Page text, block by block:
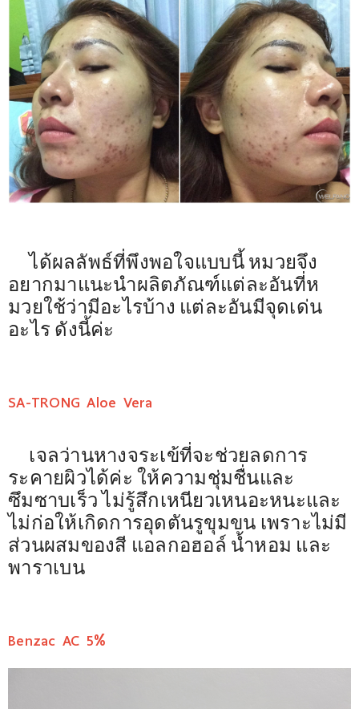
ได้ผลลัพธ์ที่พึงพอใจแบบนี้ หมวยจึง
อยากมาแนะนำผลิตภัณฑ์แต่ละอันที่ห
มวยใช้ว่ามีอะไรบ้าง แต่ละอันมีจุดเด่น
อะไร ดังนี้ค่ะ
SA-TRONG Aloe Vera
เจลว่านหางจระเข้ที่จะช่วยลดการ
ระคายผิวได้ค่ะ ให้ความชุ่มชื่นและ
ซึมซาบเร็ว ไม่รู้สึกเหนียวเหนอะหนะและ
ไม่ก่อให้เกิดการอุดตันรูขุมขน เพราะไม่มี
ส่วนผสมของสี แอลกอฮอล์ น้ำหอม และ
พาราเบน
Benzac AC 5%